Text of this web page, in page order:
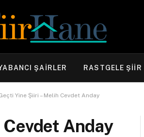
ŞAIRLER RASTGELE ŞIIR
Yine Şiiri – Melih Cevdet Anday
Anday